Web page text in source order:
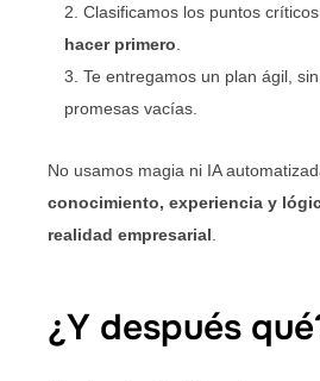
Clasificamos los puntos
hacer primero
Te entregamos un plan ágil,
promesas vacías.
No usamos magia ni IA
conocimiento, experiencia y
realidad empresarial
¿Y después